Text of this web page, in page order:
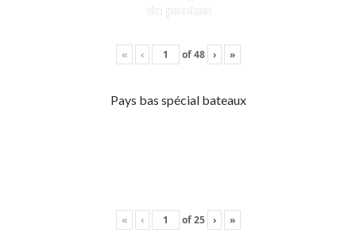
de ponton
« ‹ of48 › »
Pays bas spécial bateaux
« ‹ of25 › »